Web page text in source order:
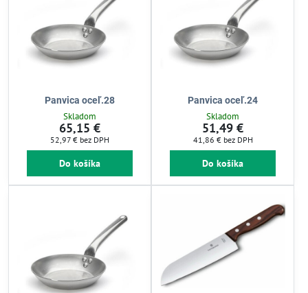
Panvica oceľ.28
Skladom
65,15 €
52,97 € bez DPH
Do košíka
Panvica oceľ.24
Skladom
51,49 €
41,86 € bez DPH
Do košíka